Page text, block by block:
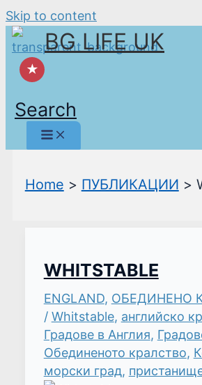
Skip to content
BG LIFE UK
★
Search
Home ПУБЛИКАЦИИ
WHITSTABLE
ENGLAND, ОБЕДИНЕНО
/ Whitstable, английско
Градове в Англия,
Обединеното кралство,
морски град,